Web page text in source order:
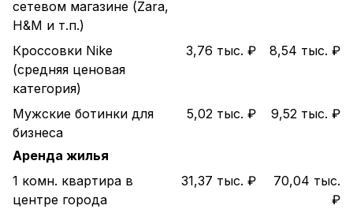
сетевом магазине (Zara,
H&M и т.п.)
Кроссовки Nike
(средняя ценовая
категория)
3,76 тыс. ₽ 8,54 тыс. ₽
Мужские ботинки для
бизнеса
5,02 тыс. ₽ 9,52 тыс. ₽
Аренда жилья
1 комн. квартира в
центре города
31,37 тыс. ₽
70,04 тыс.
₽